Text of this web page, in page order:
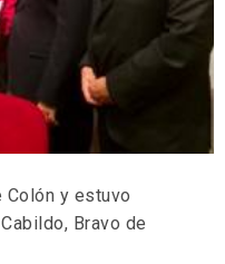
Colón y estuvo
Bravo de